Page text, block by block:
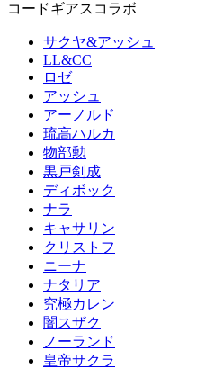
コードギアスコラボ
サクヤ&アッシュ
LL&CC
ロゼ
アッシュ
アーノルド
琉高ハルカ
物部勲
黒戸剣成
ディボック
ナラ
キャサリン
クリストフ
ニーナ
ナタリア
究極カレン
闇スザク
ノーランド
皇帝サクラ